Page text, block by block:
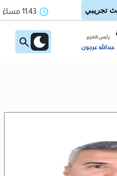
11:43 مساءً
رئيس التحرير
عبدالله عرجون